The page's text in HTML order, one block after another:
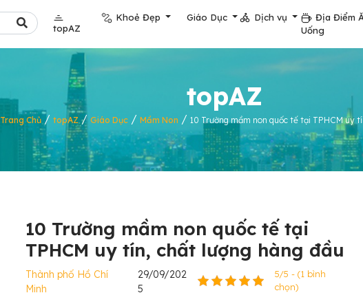
topAZ
Khoẻ Đẹp Giáo Dục Dịch vụ
Địa Điểm
Uống
topAZ
Trang Chủ/ topAZ/ Giáo Dục/ Mầm Non / 10 Trường mầm non quốc tế tại TPHCM uy
10 Trường mầm non quốc tế tại
TPHCM uy tín, chất lượng hàng đầu
Thành phố Hồ Chí
Minh
29/09/202
5
5/5 - (1 bình
chọn)